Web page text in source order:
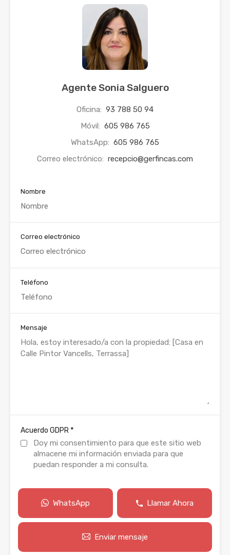
Agente Sonia Salguero
Oficina: 93 788 50 94
Móvil: 605 986 765
WhatsApp: 605 986 765
Correo electrónico: recepcio@gerfincas.com
Nombre
Correo electrónico
Teléfono
Mensaje
Acuerdo GDPR *
Doy mi consentimiento para que este sitio web
almacene mi información enviada para que
puedan responder a mi consulta.
WhatsApp Llamar Ahora
Enviar mensaje